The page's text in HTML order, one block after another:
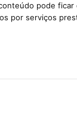
pode
por serviços